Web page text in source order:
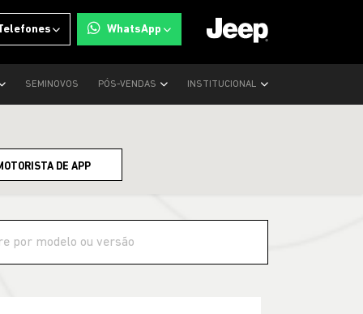
WhatsApp
SEMINOVOS PÓS-VENDAS INSTITUCIONAL
DE APP